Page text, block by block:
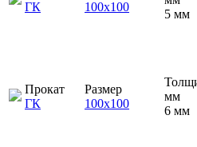
ГК
100х100
5 мм
Прокат
ГК
Размер
100х100
мм
6 мм